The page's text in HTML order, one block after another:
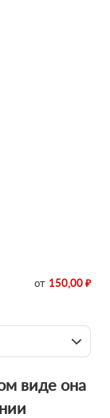
от 150,00 ₽
виде она